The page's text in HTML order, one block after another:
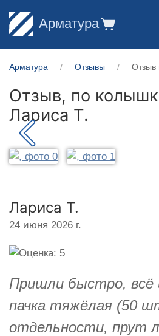
Арматура
Арматура Отзывы Отзыв
Отзыв, по
Лариса Т.
Лариса Т.
24 июня 2026 г.
Пришли быстро, всё
пачка тяжёлая (50
отдельности, прут